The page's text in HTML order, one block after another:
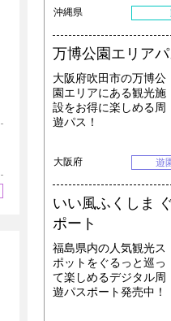
沖縄県
万博公園エリアパ
大阪府吹田市の万博公
園エリアにある観光施
設をお得に楽しめる周
遊パス！
大阪府 遊
いい風ふくしま
ポート
福島県内の人気観光ス
ポットをぐるっと巡っ
て楽しめるデジタル周
遊パスポート発売中！